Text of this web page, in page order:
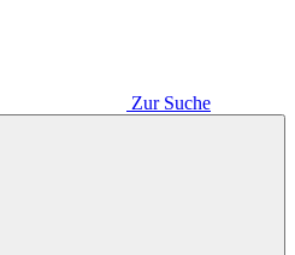
Zur Suche